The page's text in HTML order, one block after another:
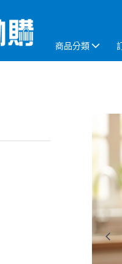
商品分類